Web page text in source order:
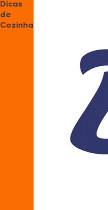
Dicas
de
Cozinha